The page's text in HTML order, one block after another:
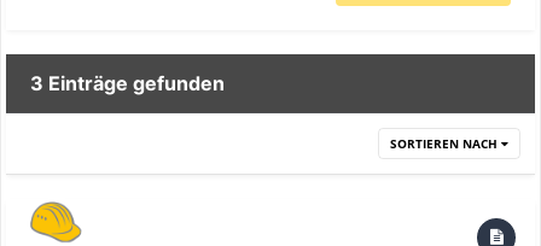
3 Einträge gefunden
SORTIEREN NACH